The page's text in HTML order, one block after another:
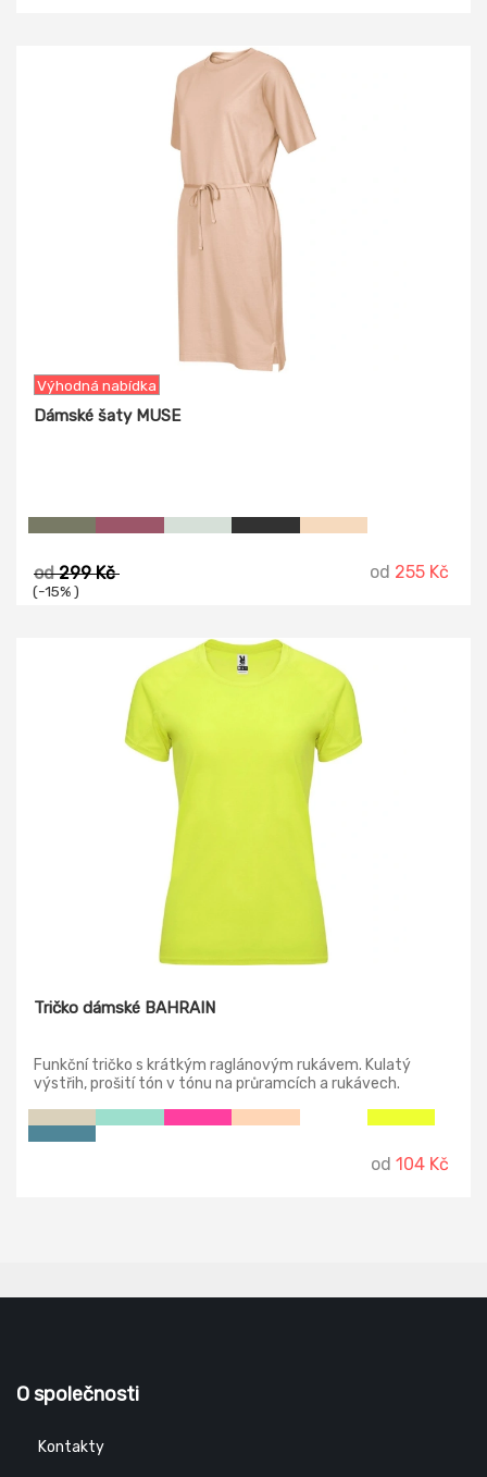
Výhodná nabídka
Dámské šaty MUSE
od299 Kč
(-15% )
od 255 Kč
Tričko dámské BAHRAIN
Funkční tričko s krátkým raglánovým rukávem. Kulatý
výstřih, prošití tón v tónu na průramcích a rukávech.
od 104 Kč
O společnosti
Kontakty